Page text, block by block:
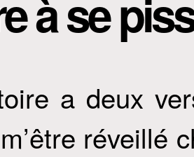
à se
a deux
réveillé